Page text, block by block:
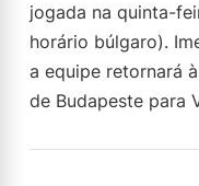
jogada na quinta-
horário búlgaro).
a equipe retornará
de Budapeste para